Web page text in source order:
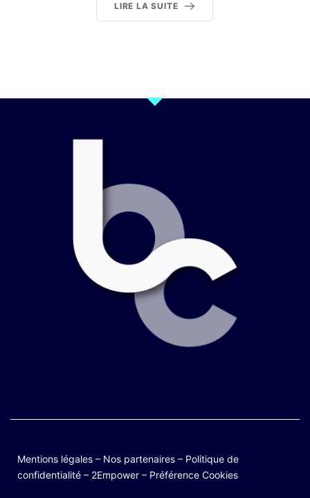
LIRE LA SUITE
Mentions légales – Nos partenaires – Politique de
confidentialité – 2Empower – Préférence Cookies